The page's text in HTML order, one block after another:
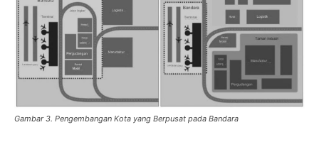
Gambar 3. Pengembangan Kota yang Berpusat pada Bandara